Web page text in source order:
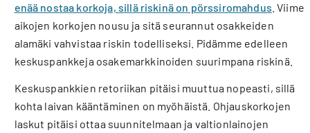
enää nostaa korkoja, sillä riskinä on pörssiromahdus . Viime
aikojen korkojen nousu ja sitä seurannut osakkeiden
alamäki vahvistaa riskin todelliseksi. Pidämme edelleen
keskuspankkeja osakemarkkinoiden suurimpana riskinä.
Keskuspankkien retoriikan pitäisi muuttua nopeasti, sillä
kohta laivan kääntäminen on myöhäistä. Ohjauskorkojen
laskut pitäisi ottaa suunnitelmaan ja valtionlainojen